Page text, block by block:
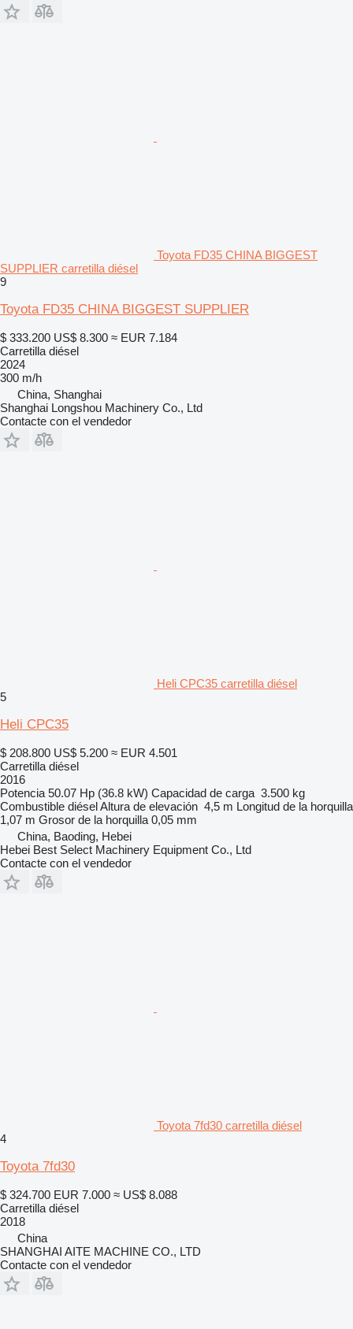
Toyota FD35 CHINA BIGGEST
SUPPLIER carretilla diésel
9
Toyota FD35 CHINA BIGGEST SUPPLIER
$ 333.200 US$ 8.300 ≈ EUR 7.184
Carretilla diésel
2024
300 m/h
China, Shanghai
Shanghai Longshou Machinery Co., Ltd
Contacte con el vendedor
Heli CPC35 carretilla diésel
5
Heli CPC35
$ 208.800 US$ 5.200 ≈ EUR 4.501
Carretilla diésel
2016
Potencia 50.07 Hp (36.8 kW) Capacidad de carga 3.500 kg
Combustible diéselAltura de elevación 4,5 m Longitud de la horquilla
1,07 m Grosor de la horquilla 0,05 mm
China, Baoding, Hebei
Hebei Best Select Machinery Equipment Co., Ltd
Contacte con el vendedor
Toyota 7fd30 carretilla diésel
4
Toyota 7fd30
$ 324.700 EUR 7.000 ≈ US$ 8.088
Carretilla diésel
2018
China
SHANGHAI AITE MACHINE CO., LTD
Contacte con el vendedor